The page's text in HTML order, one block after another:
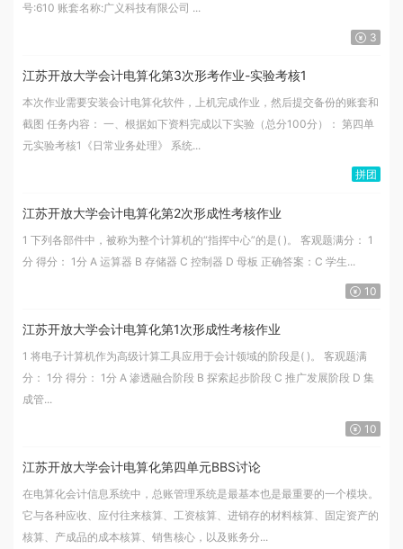
号:610 账套名称:广义科技有限公司 ...
3
江苏开放大学会计电算化第3次形考作业-实验考核1
本次作业需要安装会计电算化软件，上机完成作业，然后提交备份的账套和
截图 任务内容： 一、根据如下资料完成以下实验（总分100分）： 第四单
元实验考核1《日常业务处理》 系统...
拼团
江苏开放大学会计电算化第2次形成性考核作业
1 下列各部件中，被称为整个计算机的“指挥中心”的是( )。 客观题满分： 1
分 得分： 1分 A 运算器 B 存储器 C 控制器 D 母板 正确答案：C 学生...
10
江苏开放大学会计电算化第1次形成性考核作业
1 将电子计算机作为高级计算工具应用于会计领域的阶段是( )。 客观题满
分： 1分 得分： 1分 A 渗透融合阶段 B 探索起步阶段 C 推广发展阶段 D 集
成管...
10
江苏开放大学会计电算化第四单元BBS讨论
在电算化会计信息系统中，总账管理系统是最基本也是最重要的一个模块。
它与各种应收、应付往来核算、工资核算、进销存的材料核算、固定资产的
核算、产成品的成本核算、销售核心，以及账务分...